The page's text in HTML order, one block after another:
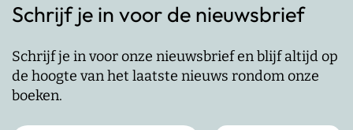
Schrijf je in voor de nieuwsbrief
Schrijf je in voor onze nieuwsbrief en blijf altijd op
de hoogte van het laatste nieuws rondom onze
boeken.